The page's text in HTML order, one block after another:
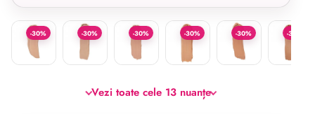
-30%
C1 -30%
W1 -30%
C2 -30%
N3 -30%
C4 -30%
N4
Vezi toate cele 13 nuanțe